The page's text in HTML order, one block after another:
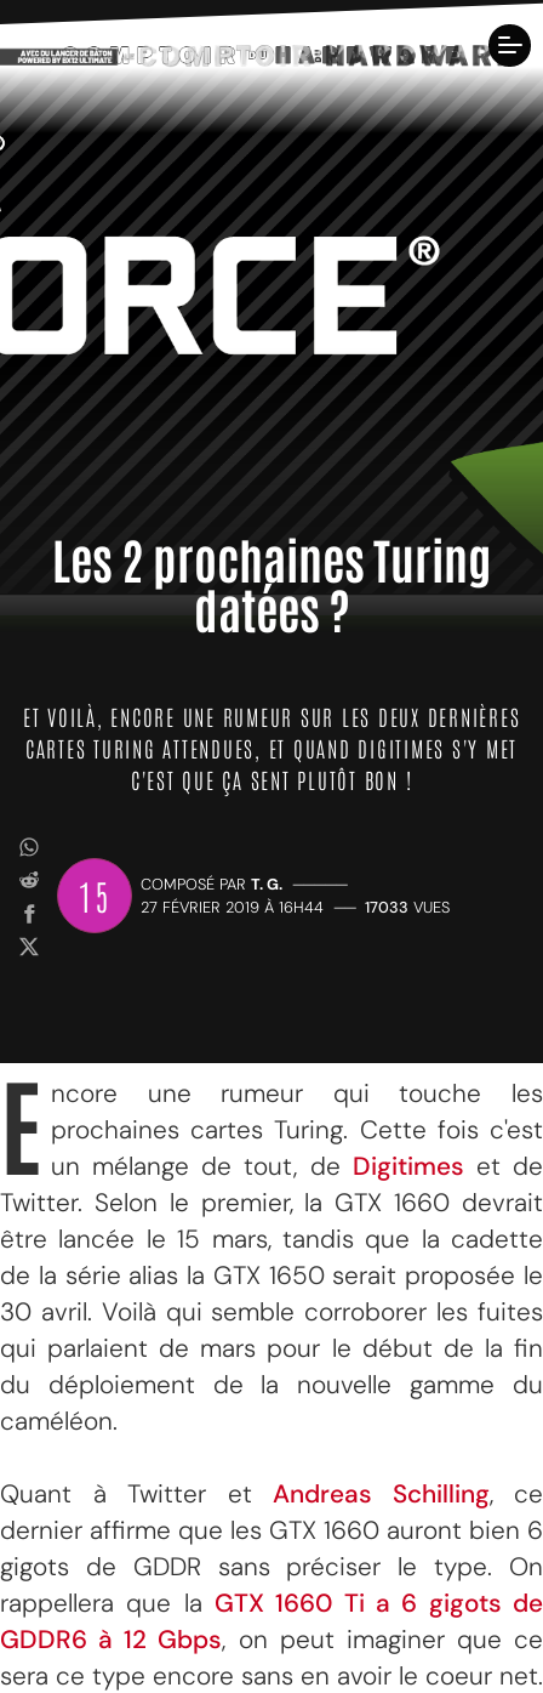
Les 2 prochaines Turing
datées ?
ET VOILÀ, ENCORE UNE RUMEUR SUR LES DEUX DERNIÈRES
CARTES TURING ATTENDUES, ET QUAND DIGITIMES S'Y MET
C'EST QUE ÇA SENT PLUTÔT BON !
15 COMPOSÉ PAR T. G. —————
27 FÉVRIER 2019 À 16H44 —— 17033 VUES
E ncore une rumeur qui touche les
prochaines cartes Turing. Cette fois c'est
un mélange de tout, de Digitimes et de
Twitter. Selon le premier, la GTX 1660 devrait
être lancée le 15 mars, tandis que la cadette
de la série alias la GTX 1650 serait proposée le
30 avril. Voilà qui semble corroborer les fuites
qui parlaient de mars pour le début de la fin
du déploiement de la nouvelle gamme du
caméléon.
Quant à Twitter et Andreas Schilling, ce
dernier affirme que les GTX 1660 auront bien 6
gigots de GDDR sans préciser le type. On
rappellera que la GTX 1660 Ti a 6 gigots de
GDDR6 à 12 Gbps, on peut imaginer que ce
sera ce type encore sans en avoir le coeur net.